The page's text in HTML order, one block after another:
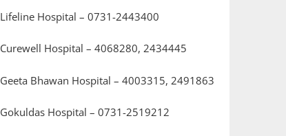
Lifeline Hospital – 0731-2443400
Curewell Hospital – 4068280, 2434445
Geeta Bhawan Hospital – 4003315, 2491863
Gokuldas Hospital – 0731-2519212